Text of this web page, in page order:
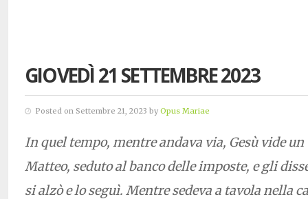
GIOVEDÌ 21 SETTEMBRE 2023
Posted on Settembre 21, 2023 by Opus Mariae
In quel tempo, mentre andava via, Gesù vide
Matteo, seduto al banco delle imposte, e gli
si alzò e lo seguì. Mentre sedeva a tavola nella